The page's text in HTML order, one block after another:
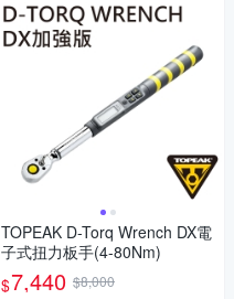
TOPEAK D-Torq Wrench DX電
子式扭力板手(4-80Nm)
$7,440 $8,000